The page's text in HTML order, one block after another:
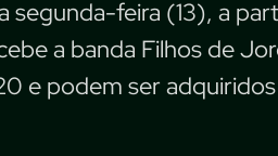
segunda-feira (13), a
a banda Filhos de
e podem ser